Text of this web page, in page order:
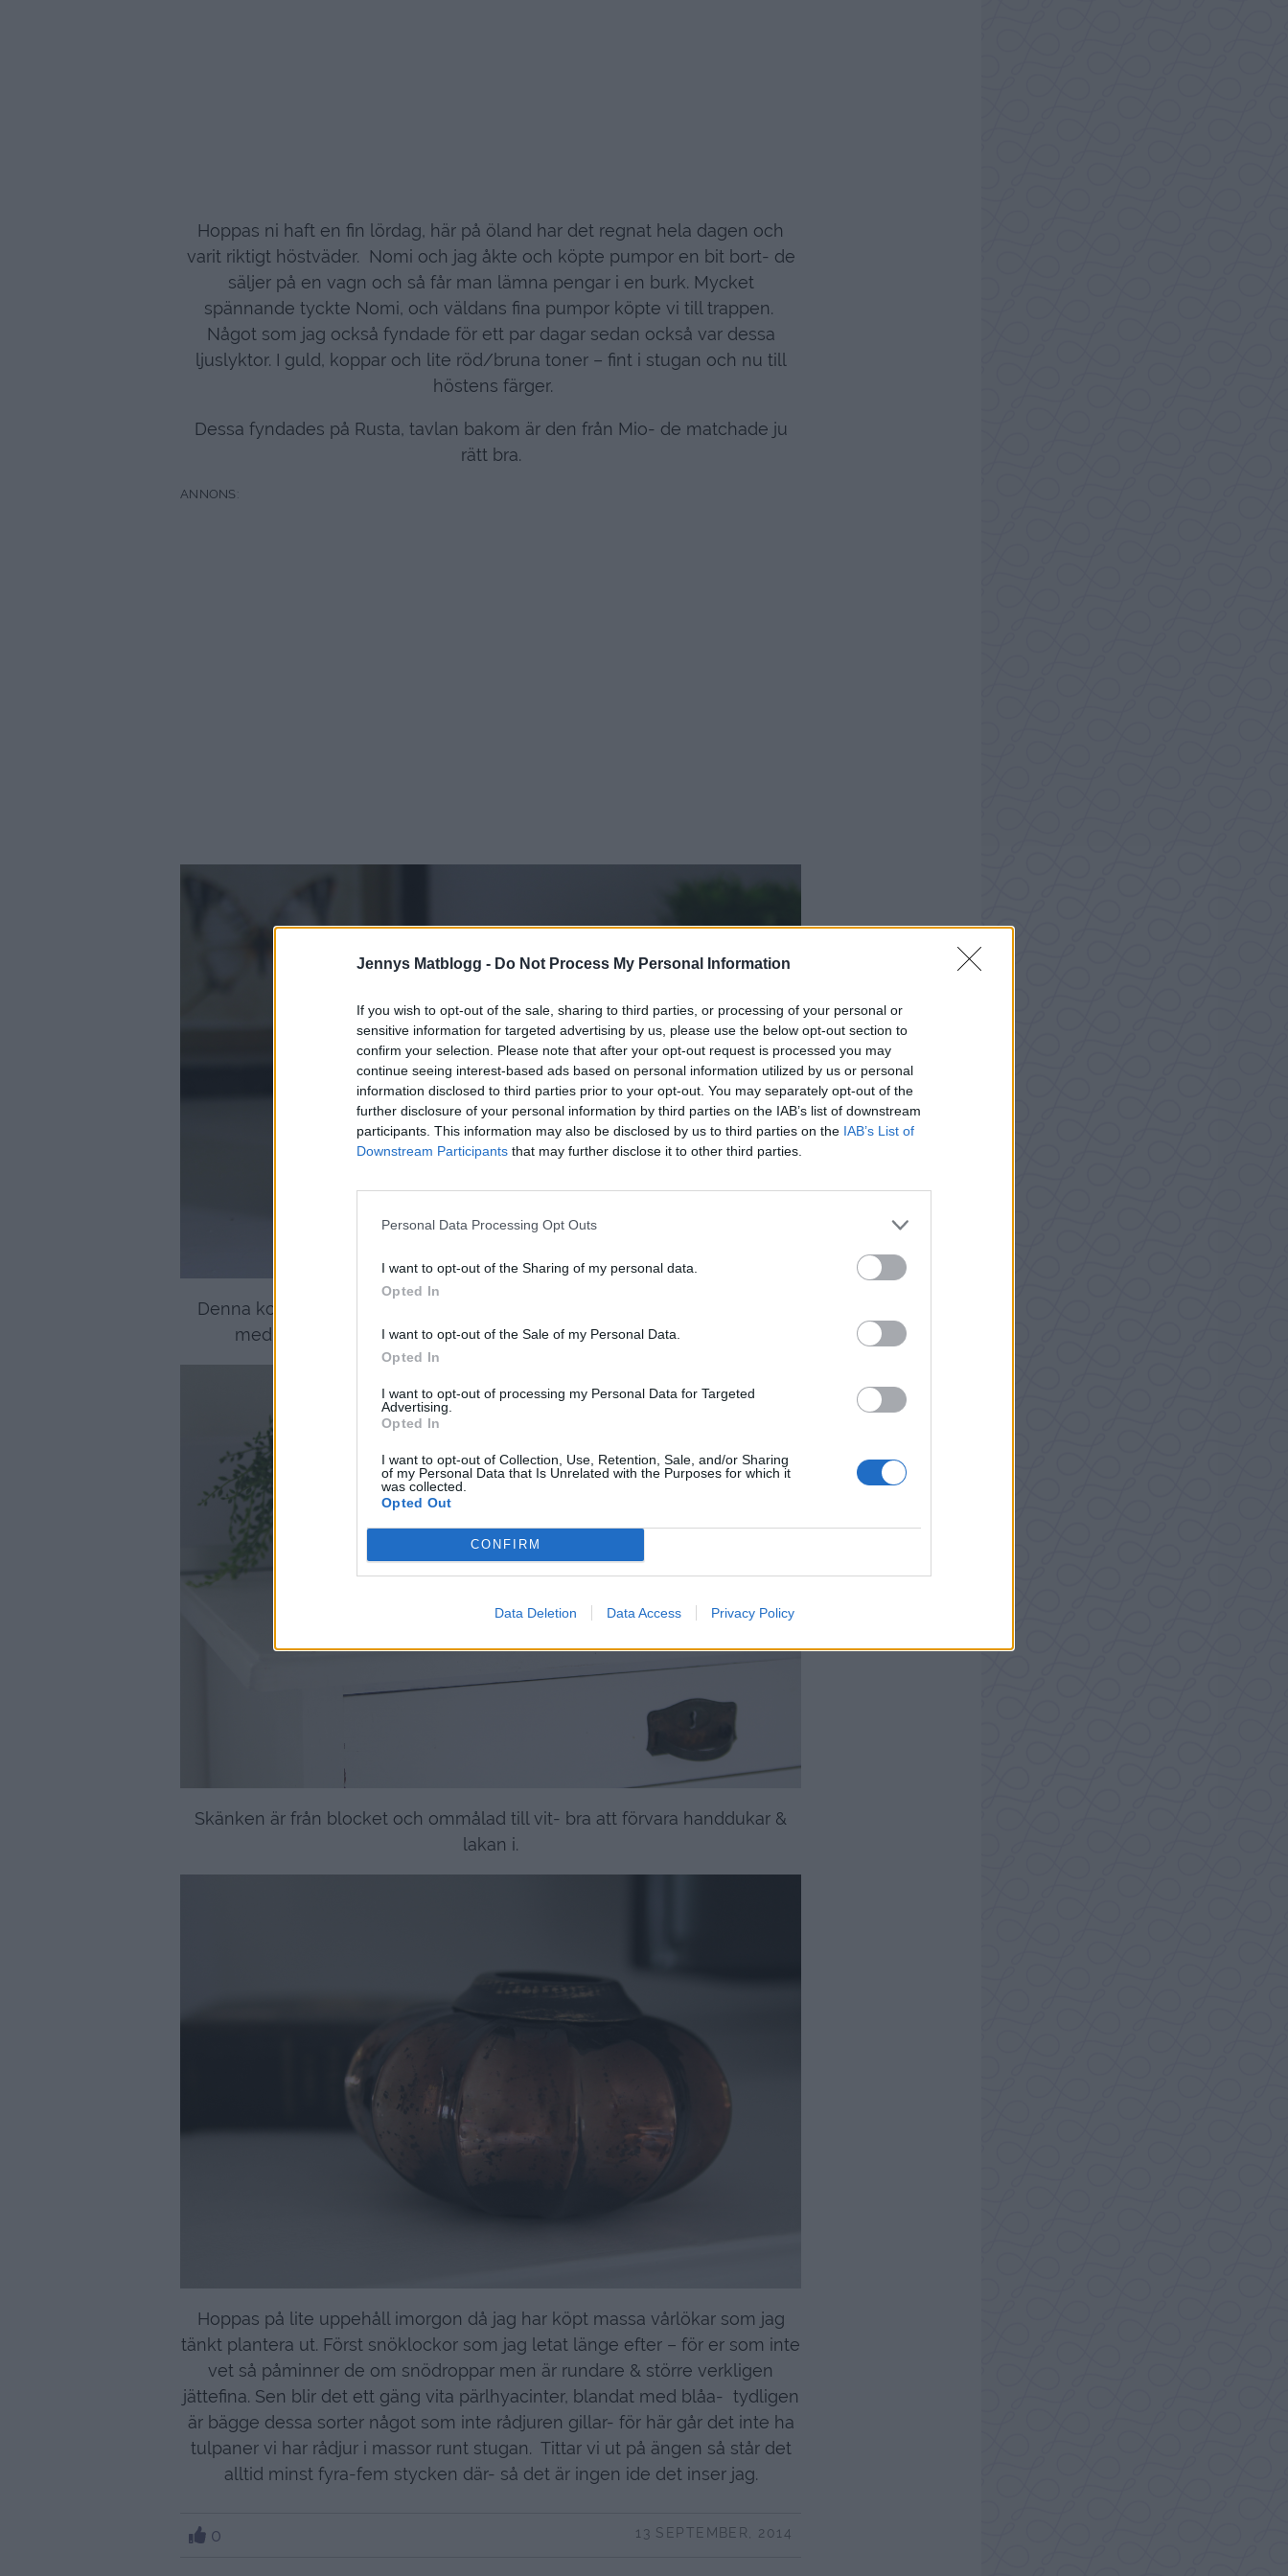
Jennys Matblogg - Do Not Process My Personal Information
If you wish to opt-out of the sale, sharing to third parties, or processing of your personal or
sensitive information for targeted advertising by us, please use the below opt-out section to
confirm your selection. Please note that after your opt-out request is processed you may
continue seeing interest-based ads based on personal information utilized by us or personal
information disclosed to third parties prior to your opt-out. You may separately opt-out of the
further disclosure of your personal information by third parties on the IAB’s list of downstream
participants. This information may also be disclosed by us to third parties on the IAB’s List of
Downstream Participants that may further disclose it to other third parties.
Personal Data Processing Opt Outs
I want to opt-out of the Sharing of my personal data.
Opted In
I want to opt-out of the Sale of my Personal Data.
Opted In
I want to opt-out of processing my Personal Data for Targeted
Advertising.
Opted In
I want to opt-out of Collection, Use, Retention, Sale, and/or Sharing
of my Personal Data that Is Unrelated with the Purposes for which it
was collected.
Opted Out
CONFIRM
Data Deletion Data Access Privacy Policy
Hoppas ni haft en fin lördag, här på öland har det regnat hela dagen och
varit riktigt höstväder. Nomi och jag åkte och köpte pumpor en bit bort- de
säljer på en vagn och så får man lämna pengar i en burk. Mycket
spännande tyckte Nomi, och väldans fina pumpor köpte vi till trappen.
Något som jag också fyndade för ett par dagar sedan också var dessa
ljuslyktor. I guld, koppar och lite röd/bruna toner – fint i stugan och nu till
höstens färger.
Dessa fyndades på Rusta, tavlan bakom är den från Mio- de matchade ju
rätt bra.
Denna koppar /bruna kommer från rusta och blev fin u vardagsrummet
med den gamla boken som jag hittade här ute i en av bodarna.
Skänken är från blocket och ommålad till vit- bra att förvara handdukar &
lakan i.
Hoppas på lite uppehåll imorgon då jag har köpt massa vårlökar som jag
tänkt plantera ut. Först snöklockor som jag letat länge efter – för er som inte
vet så påminner de om snödroppar men är rundare & större verkligen
jättefina. Sen blir det ett gäng vita pärlhyacinter, blandat med blåa- tydligen
är bägge dessa sorter något som inte rådjuren gillar- för här går det inte ha
tulpaner vi har rådjur i massor runt stugan. Tittar vi ut på ängen så står det
alltid minst fyra-fem stycken där- så det är ingen ide det inser jag.
0 13 SEPTEMBER, 2014